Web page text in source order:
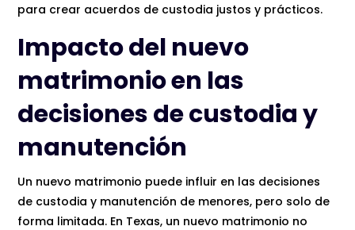
para crear acuerdos de custodia justos y prácticos.
Impacto del nuevo
matrimonio en las
decisiones de custodia y
manutención
Un nuevo matrimonio puede influir en las decisiones
de custodia y manutención de menores, pero solo de
forma limitada. En Texas, un nuevo matrimonio no